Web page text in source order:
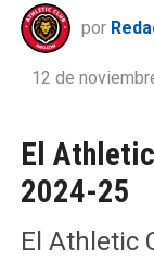
por
12 de
El
2024-25
El Athletic